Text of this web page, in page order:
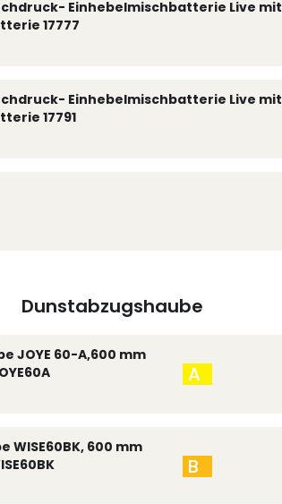
Einhebelmischbatterie Live mit
17777
Einhebelmischbatterie Live mit
17791
Dunstabzugshaube
JOYE 60-A,600 mm
A
WISE60BK, 600 mm
B